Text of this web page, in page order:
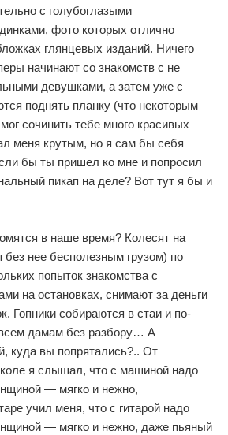
с голубоглазыми
фото которых отлично
глянцевых изданий. Ничего
начинают со знакомств с не
девушками, а затем уже с
поднять планку (что некоторым
сочинить тебе много красивых
меня крутым, но я сам бы себя
бы ты пришел ко мне и попросил
пикап на деле? Вот тут я бы и
в наше время? Колесят на
нее бесполезным грузом) по
попыток знакомства с
на остановках, снимают за деньги
Гопники собираются в стаи и по-
дамам без разбору… А
куда вы попрятались?.. От
я слышал, что с машиной надо
— мягко и нежно,
учил меня, что с гитарой надо
— мягко и нежно, даже пьяный